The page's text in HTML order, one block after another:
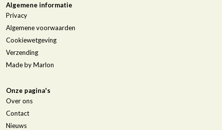
Algemene informatie
Privacy
Algemene voorwaarden
Cookiewetgeving
Verzending
Made by Marlon
Onze pagina's
Over ons
Contact
Nieuws